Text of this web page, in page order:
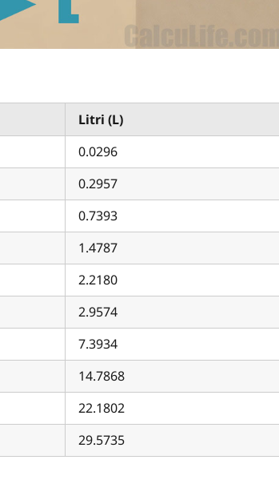
Litri (L)
0.0296
0.2957
0.7393
1.4787
2.2180
2.9574
7.3934
14.7868
22.1802
29.5735